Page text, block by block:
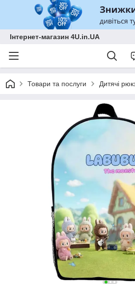
Інтернет-магазин 4U.in.UA
Товари та послуги Дитячі